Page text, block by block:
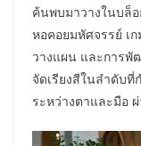
ค้นพบมาวางในบล็
หอคอยมหัศจรรย์ เ
วางแผน และการพั
จัดเรียงสีในลำดับ
ระหว่างตาและมือ